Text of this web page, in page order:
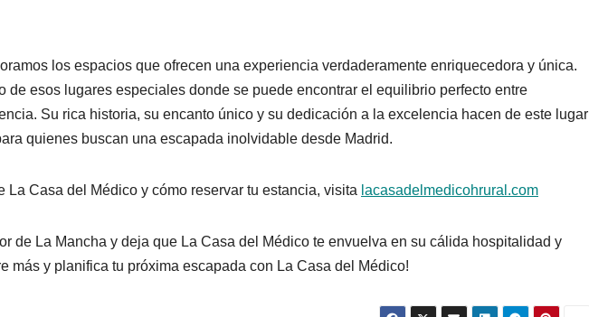
los espacios que ofrecen una experiencia verdaderamente enriquecedora y única.
de esos lugares especiales donde se puede encontrar el equilibrio perfecto entre
Su rica historia, su encanto único y su dedicación a la excelencia hacen de este lugar
quienes buscan una escapada inolvidable desde Madrid.
La Casa del Médico y cómo reservar tu estancia, visita lacasadelmedicohrural.com
de La Mancha y deja que La Casa del Médico te envuelva en su cálida hospitalidad y
más y planifica tu próxima escapada con La Casa del Médico!